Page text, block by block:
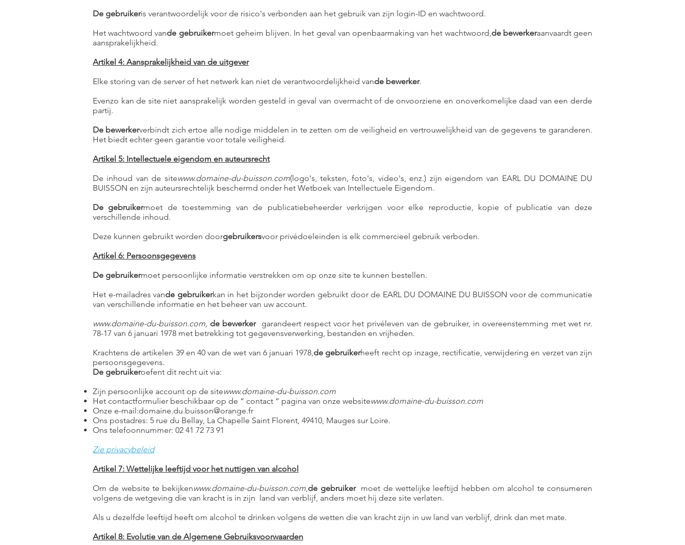
De gebruikeris verantwoordelijk voor de risico's verbonden aan het gebruik van zijn login-ID en wachtwoord.
Het wachtwoord vande gebruikermoet geheim blijven. In het geval van openbaarmaking van het wachtwoord,de bewerkeraanvaardt geen
aansprakelijkheid.
Artikel 4: Aansprakelijkheid van de uitgever
Elke storing van de server of het netwerk kan niet de verantwoordelijkheid vande bewerker.
Evenzo kan de site niet aansprakelijk worden gesteld in geval van overmacht of de onvoorziene en onoverkomelijke daad van een derde
partij.
De bewerkerverbindt zich ertoe alle nodige middelen in te zetten om de veiligheid en vertrouwelijkheid van de gegevens te garanderen.
Het biedt echter geen garantie voor totale veiligheid.
Artikel 5: Intellectuele eigendom en auteursrecht
De inhoud van de sitewww.domaine-du-buisson.com(logo's, teksten, foto's, video's, enz.) zijn eigendom van EARL DU DOMAINE DU
BUISSON en zijn auteursrechtelijk beschermd onder het Wetboek van Intellectuele Eigendom.
De gebruikermoet de toestemming van de publicatiebeheerder verkrijgen voor elke reproductie, kopie of publicatie van deze
verschillende inhoud.
Deze kunnen gebruikt worden doorgebruikersvoor privédoeleinden is elk commercieel gebruik verboden.
Artikel 6: Persoonsgegevens
De gebruikermoet persoonlijke informatie verstrekken om op onze site te kunnen bestellen.
Het e-mailadres vande gebruikerkan in het bijzonder worden gebruikt door de EARL DU DOMAINE DU BUISSON voor de communicatie
van verschillende informatie en het beheer van uw account.
www.domaine-du-buisson.com, de bewerkergarandeert respect voor het privéleven van de gebruiker, in overeenstemming met wet nr.
78-17 van 6 januari 1978 met betrekking tot gegevensverwerking, bestanden en vrijheden.
Krachtens de artikelen 39 en 40 van de wet van 6 januari 1978,de gebruikerheeft recht op inzage, rectificatie, verwijdering en verzet van zijn
persoonsgegevens.
De gebruikeroefent dit recht uit via:
Zijn persoonlijke account op de sitewww.domaine-du-buisson.com
Het contactformulier beschikbaar op de “ contact ” pagina van onze websitewww.domaine-du-buisson.com
Onze e-mail:domaine.du.buisson@orange.fr
Ons postadres: 5 rue du Bellay, La Chapelle Saint Florent, 49410, Mauges sur Loire.
Ons telefoonnummer: 02 41 72 73 91
Zie privacybeleid
Artikel 7: Wettelijke leeftijd voor het nuttigen van alcohol
Om de website te bekijkenwww.domaine-du-buisson.com,de gebruikermoet de wettelijke leeftijd hebben om alcohol te consumeren
volgens de wetgeving die van kracht is in zijn land van verblijf, anders moet hij deze site verlaten.
Als u dezelfde leeftijd heeft om alcohol te drinken volgens de wetten die van kracht zijn in uw land van verblijf, drink dan met mate.
Artikel 8: Evolutie van de Algemene Gebruiksvoorwaarden